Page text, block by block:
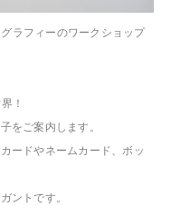
ラフィーのワークショップ
！
をご案内します。
ードやネームカード、ボッ
ントです。